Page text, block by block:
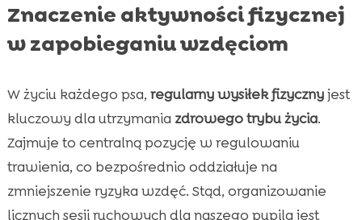
Znaczenie aktywności fizycznej
w zapobieganiu wzdęciom
W życiu każdego psa, regularny wysiłek fizycznyjest
kluczowy dla utrzymania zdrowego trybu życia.
Zajmuje to centralną pozycję w regulowaniu
trawienia, co bezpośrednio oddziałuje na
zmniejszenie ryzyka wzdęć. Stąd, organizowanie
licznych sesji ruchowych dla naszego pupila jest